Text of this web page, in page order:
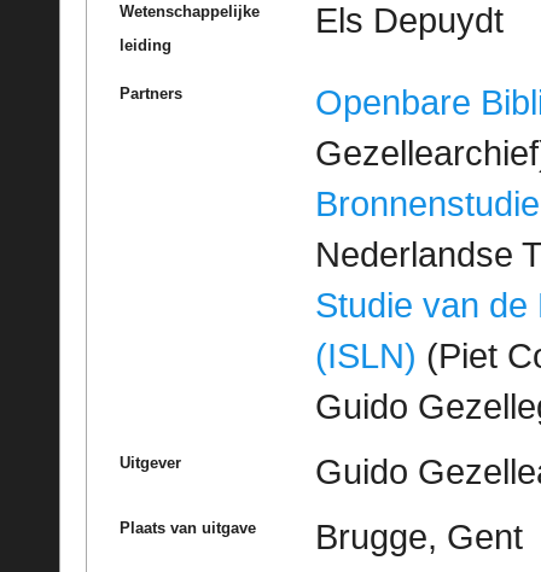
Wetenschappelijke
leiding
Els Depuydt
Partners
Openbare
Bronnenstudie
Nederlandse
Studie van de
(ISLN) (Piet
Guido
Uitgever Guido
Plaats van uitgave Brugge, Gent